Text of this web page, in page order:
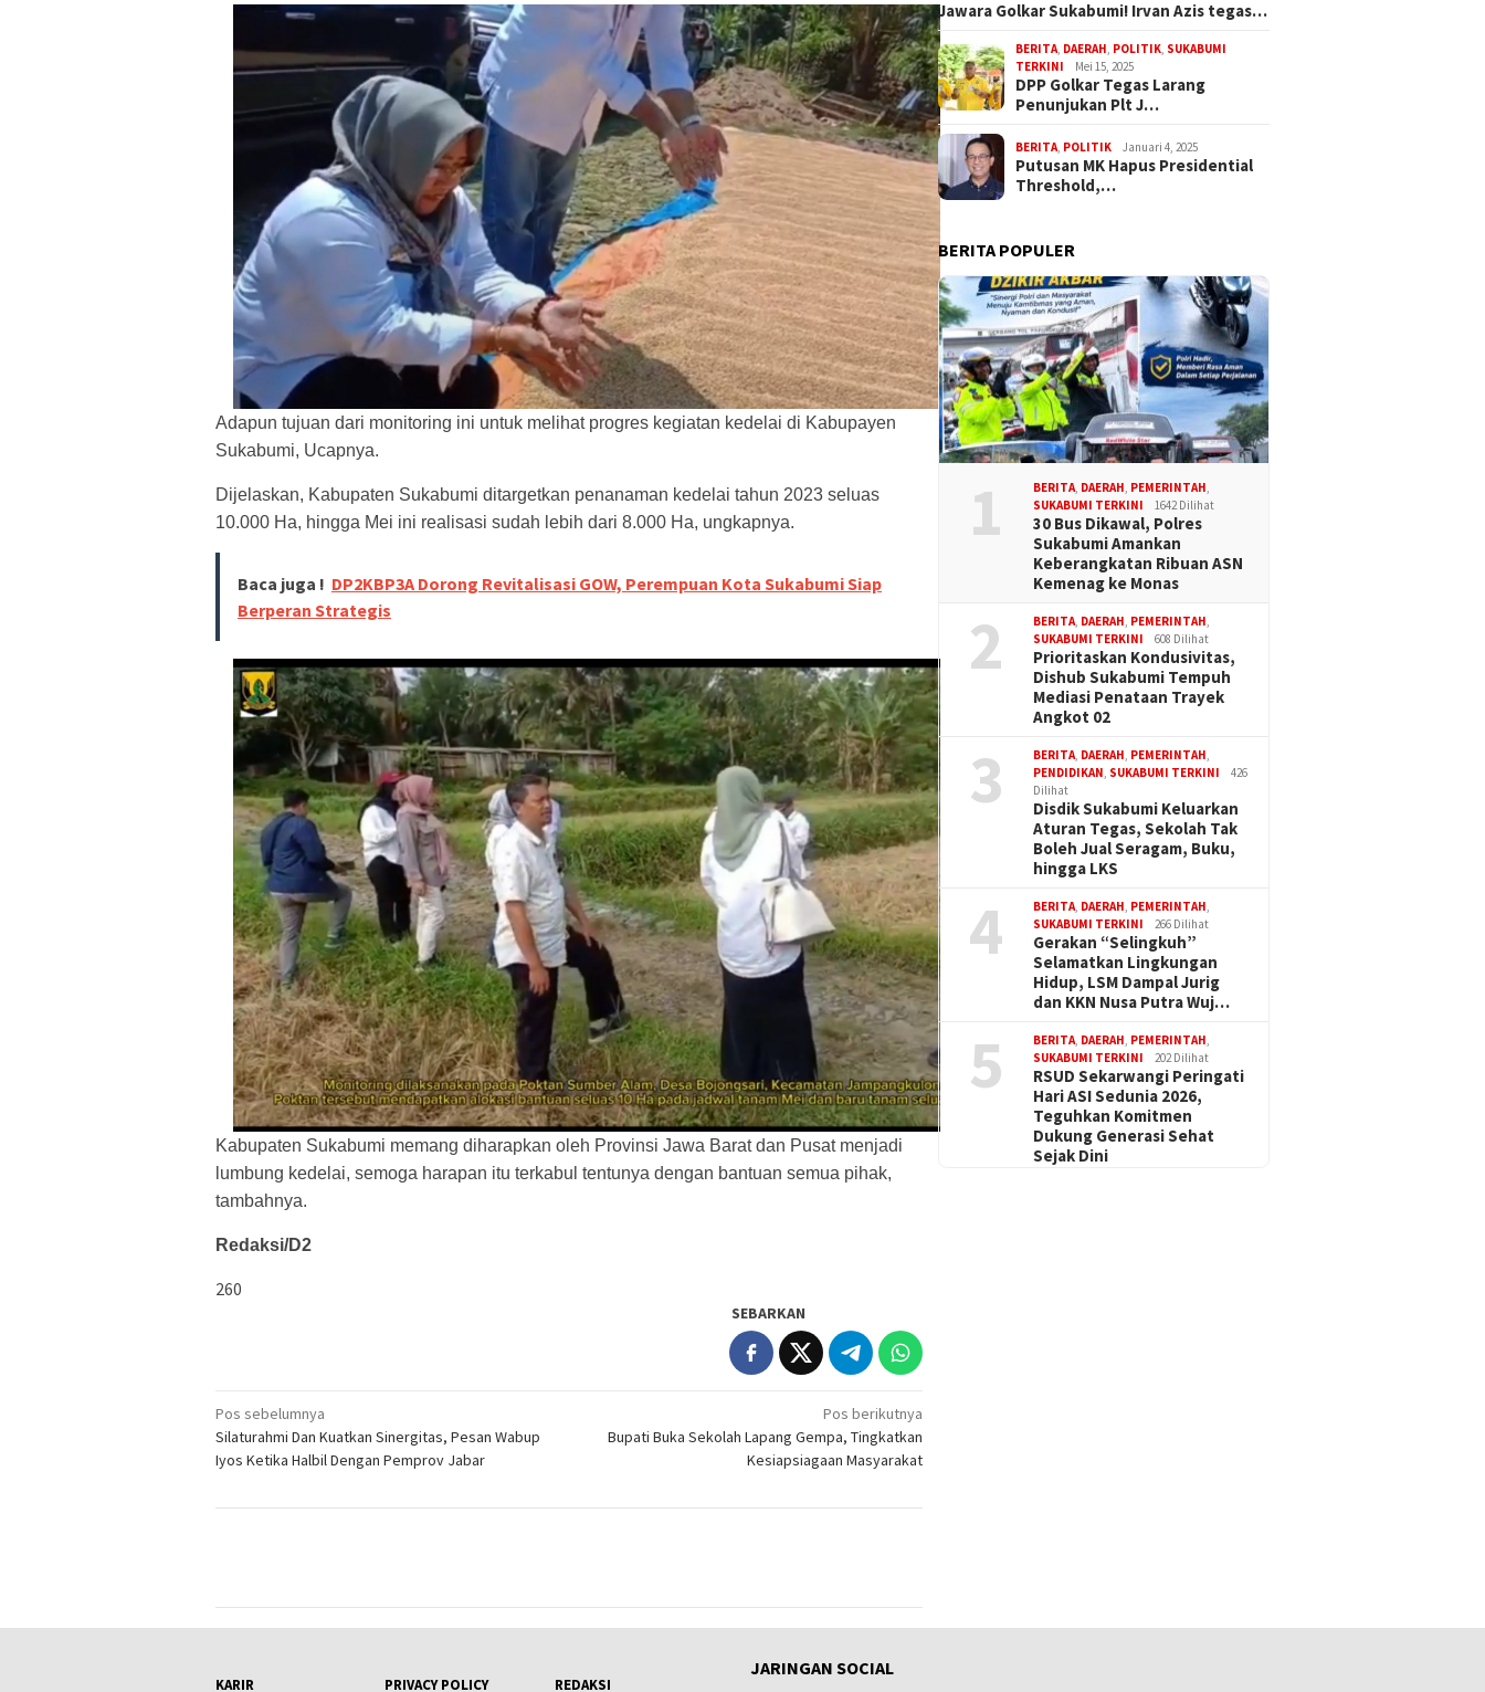
Adapun tujuan dari monitoring ini untuk melihat progres kegiatan kedelai di Kabupayen
Sukabumi, Ucapnya.
Dijelaskan, Kabupaten Sukabumi ditargetkan penanaman kedelai tahun 2023 seluas
10.000 Ha, hingga Mei ini realisasi sudah lebih dari 8.000 Ha, ungkapnya.
Baca juga ! DP2KBP3A Dorong Revitalisasi GOW, Perempuan Kota Sukabumi Siap
Berperan Strategis
Kabupaten Sukabumi memang diharapkan oleh Provinsi Jawa Barat dan Pusat menjadi
lumbung kedelai, semoga harapan itu terkabul tentunya dengan bantuan semua pihak,
tambahnya.
Redaksi/D2
260
SEBARKAN
Navigasi
pos
Pos sebelumnya
Silaturahmi Dan Kuatkan Sinergitas, Pesan Wabup
Iyos Ketika Halbil Dengan Pemprov Jabar
Pos berikutnya
Bupati Buka Sekolah Lapang Gempa, Tingkatkan
Kesiapsiagaan Masyarakat
Jawara Golkar Sukabumi! Irvan Azis tegas…
BERITA DAERAH POLITIK SUKABUMI
TERKINI
Mei 15, 2025
DPP Golkar Tegas Larang
Penunjukan Plt J…
BERITA POLITIK Januari 4, 2025
Putusan MK Hapus Presidential
Threshold,…
BERITA POPULER
1 BERITA, DAERAH, PEMERINTAH,
SUKABUMI TERKINI
1642 Dilihat
30 Bus Dikawal, Polres
Sukabumi Amankan
Keberangkatan Ribuan ASN
Kemenag ke Monas
2 BERITA, DAERAH, PEMERINTAH,
SUKABUMI TERKINI
608 Dilihat
Prioritaskan Kondusivitas,
Dishub Sukabumi Tempuh
Mediasi Penataan Trayek
Angkot 02
3 BERITA, DAERAH, PEMERINTAH,
PENDIDIKAN, SUKABUMI TERKINI
426
Dilihat
Disdik Sukabumi Keluarkan
Aturan Tegas, Sekolah Tak
Boleh Jual Seragam, Buku,
hingga LKS
4 BERITA, DAERAH, PEMERINTAH,
SUKABUMI TERKINI
266 Dilihat
Gerakan “Selingkuh”
Selamatkan Lingkungan
Hidup, LSM Dampal Jurig
dan KKN Nusa Putra Wuj…
5 BERITA, DAERAH, PEMERINTAH,
SUKABUMI TERKINI
202 Dilihat
RSUD Sekarwangi Peringati
Hari ASI Sedunia 2026,
Teguhkan Komitmen
Dukung Generasi Sehat
Sejak Dini
KARIR PRIVACY POLICY REDAKSI
JARINGAN SOCIAL